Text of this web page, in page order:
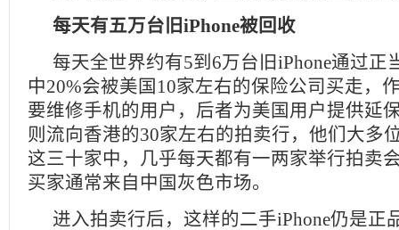
每天有五万台旧iPhone被回收
每天全世界约有5到6万台旧iPhone通过正
中20%会被美国10家左右的保险公司买走，
要维修手机的用户，后者为美国用户提供延
则流向香港的30家左右的拍卖行，他们大多
这三十家中，几乎每天都有一两家举行拍卖
买家通常来自中国灰色市场。
进入拍卖行后，这样的二手iPhone仍是正